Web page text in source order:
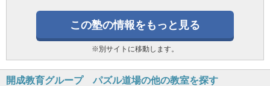
この塾の情報をもっと見る
※別サイトに移動します。
開成教育グループ パズル道場の他の教室を探す